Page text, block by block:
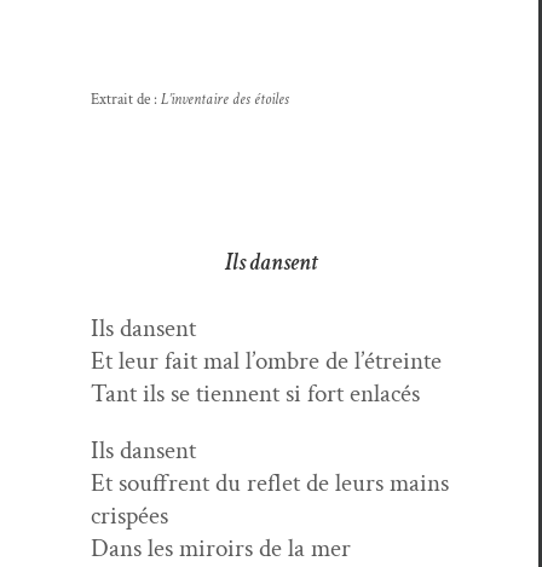
Extrait de : L’inventaire des étoiles
Ils dansent
Ils dansent
Et leur fait mal l’ombre de l’étreinte
Tant ils se tien­nent si fort enlacés
Ils dansent
Et souf­frent du reflet de leurs mains
crispées
Dans les miroirs de la mer